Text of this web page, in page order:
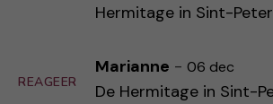
Hermitage in Sint-
REAGEER
Marianne - 06 dec
De Hermitage in Sint-